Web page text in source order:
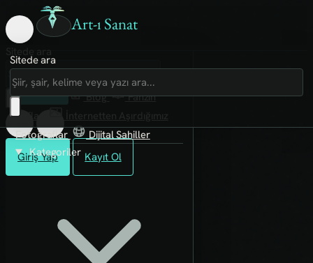
Art-ı Sanat
Giriş Yap Kayıt Ol
Sitede ara
Art-ı Sosyal
İmece
Kütüphane
Blog
Fanzin
Rafları
Fotoğraflar
Dijital Sahiller
Kategoriler